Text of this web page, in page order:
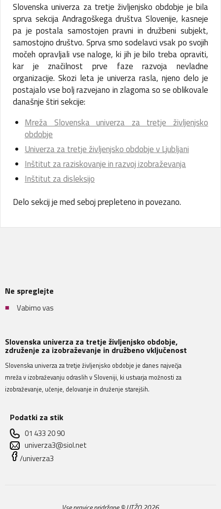
Slovenska univerza za tretje življenjsko obdobje je bila
sprva sekcija Andragoškega društva Slovenije, kasneje
pa je postala samostojen pravni in družbeni subjekt,
samostojno društvo. Sprva smo sodelavci vsak po svojih
močeh opravljali vse naloge, ki jih je bilo treba opraviti,
kar je značilnost prve faze razvoja nevladne
organizacije. Skozi leta je univerza rasla, njeno delo je
postajalo vse bolj razvejano in zlagoma so se oblikovale
današnje štiri sekcije:
Mreža Slovenska univerza za tretje življenjsko
obdobje
Univerza za tretje življenjsko obdobje v Ljubljani
Inštitut za raziskovanje in razvoj izobraževanja
Inštitut za disleksijo
Delo sekcij je med seboj prepleteno in povezano.
Ne spreglejte
Vabimo vas
Slovenska univerza za tretje življenjsko obdobje,
združenje za izobraževanje in družbeno vključenost
Slovenska univerza za tretje življenjsko obdobje je danes največja
mreža v izobraževanju odraslih v Sloveniji, ki ustvarja možnosti za
izobraževanje, učenje, delovanje in druženje starejših.
Podatki za stik
01 433 20 90
univerza3@siol.net
/univerza3